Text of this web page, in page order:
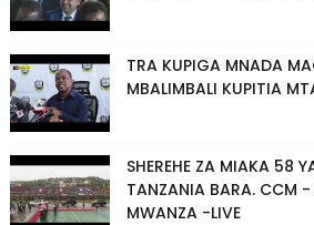
TRA KUPIGA MNADA
MBALIMBALI KUPITIA
SHEREHE ZA MIAKA 58
TANZANIA BARA. CCM
MWANZA -LIVE